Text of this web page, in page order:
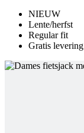
NIEUW
Lente/herfst
Regular fit
Gratis levering